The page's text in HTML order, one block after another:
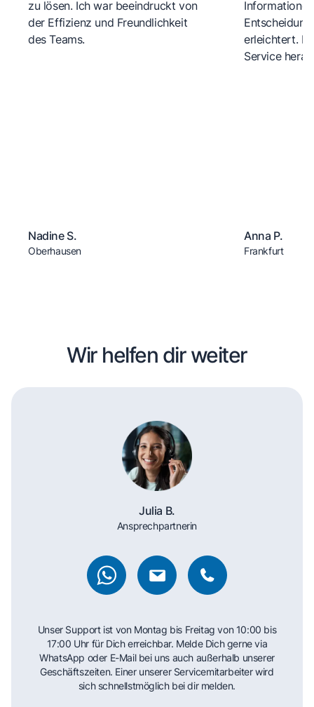
zu lösen. Ich war beeindruckt von
der Effizienz und Freundlichkeit
des Teams.
Nadine S.
Oberhausen
erleichtert.
Service
Anna P.
Frankfurt
Wir helfen dir weiter
Julia B.
Ansprechpartnerin
Unser Support ist von Montag bis Freitag von 10:00 bis
17:00 Uhr für Dich erreichbar. Melde Dich gerne via
WhatsApp oder E-Mail bei uns auch außerhalb unserer
Geschäftszeiten. Einer unserer Servicemitarbeiter wird
sich schnellstmöglich bei dir melden.